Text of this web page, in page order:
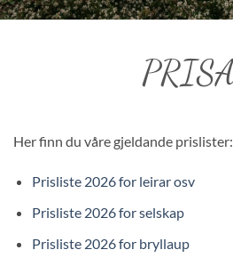
Her finn du våre gjeldande prislister:
Prisliste 2026 for leirar osv
Prisliste 2026 for selskap
Prisliste 2026 for bryllaup